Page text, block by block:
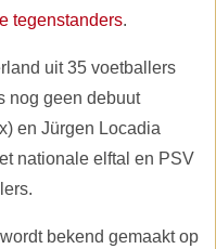
tegenstanders.
uit 35 voetballers
nog geen debuut
en Jürgen Locadia
nationale elftal en PSV
bekend gemaakt op